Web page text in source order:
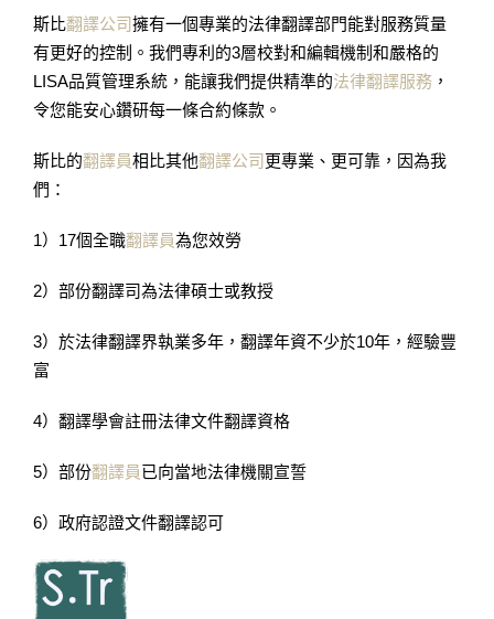
斯比翻譯公司 擁有一個專業的法律翻譯部門能對服務質量
有更好的控制。我們專利的3層校對和編輯機制和嚴格的
LISA品質管理系統，能讓我們提供精準的法律翻譯服務 ，
令您能安心鑽研每一條合約條款。
斯比的翻譯員相比其他翻譯公司 更專業、更可靠，因為我
們：
1）17個全職翻譯員為您效勞
2）部份翻譯司為法律碩士或教授
3）於法律翻譯界執業多年，翻譯年資不少於10年，經驗豐
富
4）翻譯學會註冊法律文件翻譯資格
5）部份翻譯員 已向當地法律機關宣誓
6）政府認證文件翻譯認可